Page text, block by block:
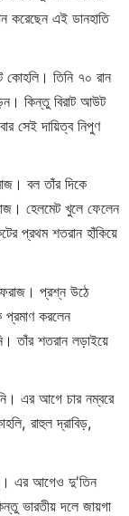
করেছেন এই ডানহাতি
কোহলি। তিনি ৭০ রান
কিন্তু বিরাট আউট
সেই দায়িত্ব নিপুণ
বল তাঁর দিকে
হেলমেট খুলে ফেলেন
প্রথম শতরান হাঁকিয়ে
প্রশ্ন উঠে
প্রমাণ করলেন
তাঁর শতরান লড়াইয়ে
এর আগে চার নম্বরে
রাহুল দ্রাবিড়,
এর আগেও দু'তিন
ভারতীয় দলে জায়গা